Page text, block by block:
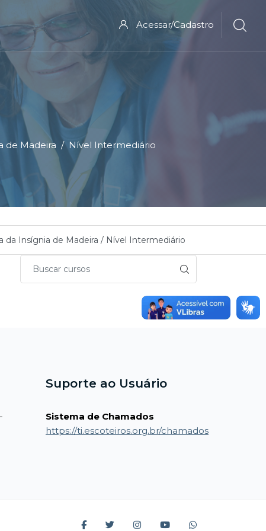
Acessar/Cadastro
de Madeira Nível Intermediário
Suporte ao Usuário
Sistema de Chamados
https://ti.escoteiros.org.br/chamados